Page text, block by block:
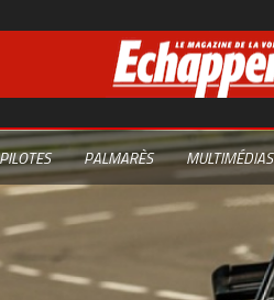
PALMARÈS MULTIMÉDIAS